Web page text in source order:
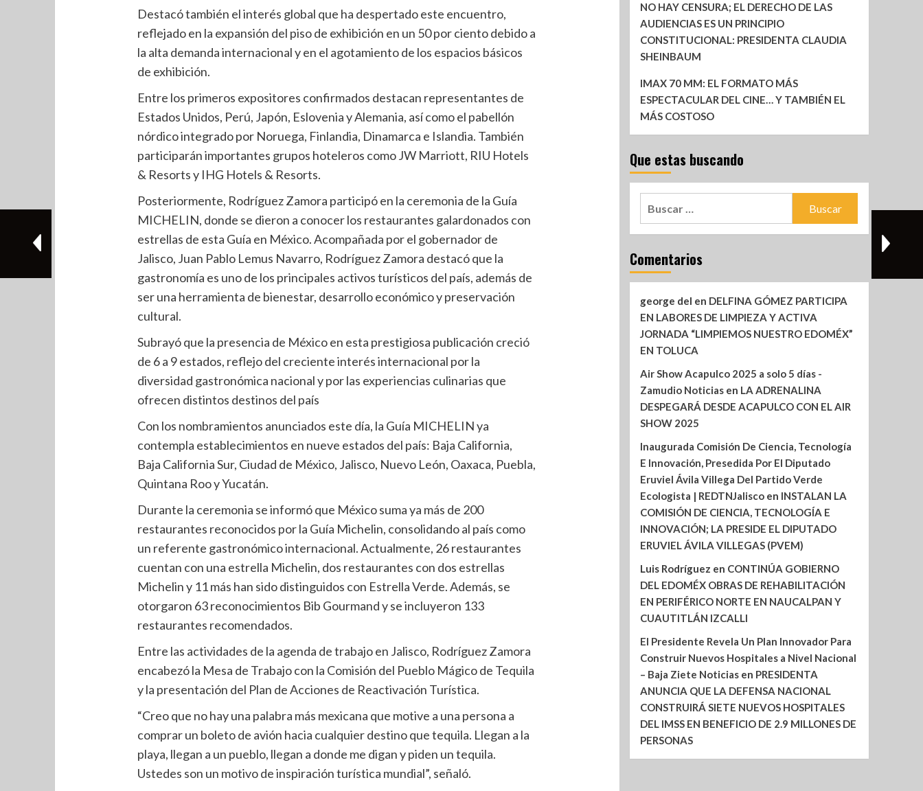
Destacó también el interés global que ha despertado este encuentro,
reflejado en la expansión del piso de exhibición en un 50 por ciento debido a
la alta demanda internacional y en el agotamiento de los espacios básicos
de exhibición.
Entre los primeros expositores confirmados destacan representantes de
Estados Unidos, Perú, Japón, Eslovenia y Alemania, así como el pabellón
nórdico integrado por Noruega, Finlandia, Dinamarca e Islandia. También
participarán importantes grupos hoteleros como JW Marriott, RIU Hotels
& Resorts y IHG Hotels & Resorts.
Posteriormente, Rodríguez Zamora participó en la ceremonia de la Guía
MICHELIN, donde se dieron a conocer los restaurantes galardonados con
estrellas de esta Guía en México. Acompañada por el gobernador de
Jalisco, Juan Pablo Lemus Navarro, Rodríguez Zamora destacó que la
gastronomía es uno de los principales activos turísticos del país, además de
ser una herramienta de bienestar, desarrollo económico y preservación
cultural.
Subrayó que la presencia de México en esta prestigiosa publicación creció
de 6 a 9 estados, reflejo del creciente interés internacional por la
diversidad gastronómica nacional y por las experiencias culinarias que
ofrecen distintos destinos del país
Con los nombramientos anunciados este día, la Guía MICHELIN ya
contempla establecimientos en nueve estados del país: Baja California,
Baja California Sur, Ciudad de México, Jalisco, Nuevo León, Oaxaca, Puebla,
Quintana Roo y Yucatán.
Durante la ceremonia se informó que México suma ya más de 200
restaurantes reconocidos por la Guía Michelin, consolidando al país como
un referente gastronómico internacional. Actualmente, 26 restaurantes
cuentan con una estrella Michelin, dos restaurantes con dos estrellas
Michelin y 11 más han sido distinguidos con Estrella Verde. Además, se
otorgaron 63 reconocimientos Bib Gourmand y se incluyeron 133
restaurantes recomendados.
Entre las actividades de la agenda de trabajo en Jalisco, Rodríguez Zamora
encabezó la Mesa de Trabajo con la Comisión del Pueblo Mágico de Tequila
y la presentación del Plan de Acciones de Reactivación Turística.
“Creo que no hay una palabra más mexicana que motive a una persona a
comprar un boleto de avión hacia cualquier destino que tequila. Llegan a la
playa, llegan a un pueblo, llegan a donde me digan y piden un tequila.
Ustedes son un motivo de inspiración turística mundial”, señaló.
NO HAY CENSURA; EL DERECHO DE LAS
AUDIENCIAS ES UN PRINCIPIO
CONSTITUCIONAL: PRESIDENTA CLAUDIA
SHEINBAUM
IMAX 70 MM: EL FORMATO MÁS
ESPECTACULAR DEL CINE… Y TAMBIÉN EL
MÁS COSTOSO
Que estas buscando
Comentarios
george del en DELFINA GÓMEZ PARTICIPA
EN LABORES DE LIMPIEZA Y ACTIVA
JORNADA “LIMPIEMOS NUESTRO EDOMÉX”
EN TOLUCA
Air Show Acapulco 2025 a solo 5 días -
Zamudio Noticiasen LA ADRENALINA
DESPEGARÁ DESDE ACAPULCO CON EL AIR
SHOW 2025
Inaugurada Comisión De Ciencia, Tecnología
E Innovación, Presedida Por El Diputado
Eruviel Ávila Villega Del Partido Verde
Ecologista | REDTNJaliscoen INSTALAN LA
COMISIÓN DE CIENCIA, TECNOLOGÍA E
INNOVACIÓN; LA PRESIDE EL DIPUTADO
ERUVIEL ÁVILA VILLEGAS (PVEM)
Luis Rodríguez en CONTINÚA GOBIERNO
DEL EDOMÉX OBRAS DE REHABILITACIÓN
EN PERIFÉRICO NORTE EN NAUCALPAN Y
CUAUTITLÁN IZCALLI
El Presidente Revela Un Plan Innovador Para
Construir Nuevos Hospitales a Nivel Nacional
– Baja Ziete Noticiasen PRESIDENTA
ANUNCIA QUE LA DEFENSA NACIONAL
CONSTRUIRÁ SIETE NUEVOS HOSPITALES
DEL IMSS EN BENEFICIO DE 2.9 MILLONES DE
PERSONAS